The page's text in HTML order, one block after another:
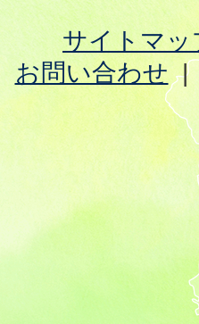
サイトマッ
お問い合わせ